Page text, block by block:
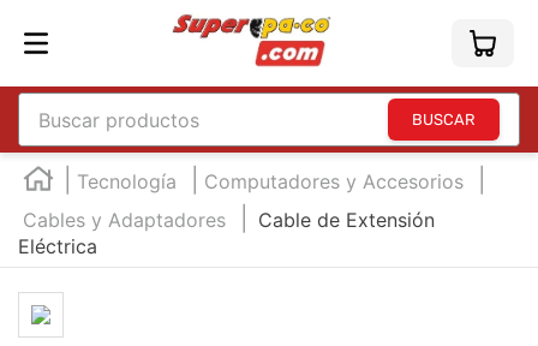
Buscar productos
Tecnología
Computadores y Accesorios
Cables y Adaptadores
Cable de Extensión
Eléctrica
TÉRMINOS MÁS BUSCADOS
1.
england
2.
marcador e300
3.
4.